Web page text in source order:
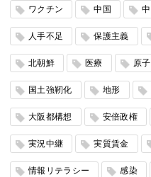
ワクチン 中国
人手不足 保護主義
北朝鮮 医療 原
国土強靭化 地形
大阪都構想 安倍政権
実況中継 実質賃金
情報リテラシー 感染